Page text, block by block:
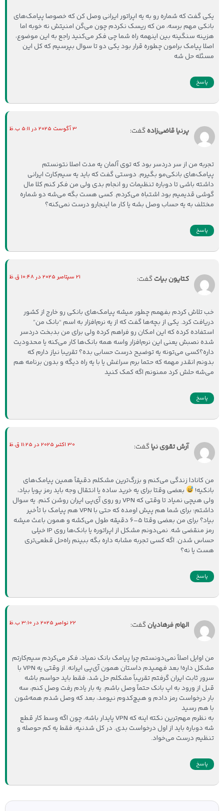
یکی گفت که شماره رو به یه اپراتور ایرانی وصل کن که خصوصا پیامک‌های
بانکی مهم برسه، من که ریسک نکردم چون می‌گن امنیتش نه خوبه اما
هزینه سنگینه بین اینهمه راه شما چی فکر می‌کنید راجع به این موضوع،
اصلا پیامک برامون چطوره قرار بود یکی دو تا سوال بپرسیم که کل این
مسئله حل شه
پاسخ
پرنیا قاضی‌زادهگفت: 3 آگوست 2025 در 5:11 ب.ظ
تجربه من از سر دردسر بود که توی آلمان یه مدت اصلا نتونستم
پیامک‌های بانکی‌مو بگیرم. دوستی گفت که باید یه سیم‌کارت ایرانی
داشته باشی تا دوباره تنظیمات رو انجام بدی ولی من فکر کنم کلا مال
گوشی قدیمیم بود اشتباه می‌کردم. کسی هست بگه می‌شه دو شماره
مختلف به یه حساب وصل بشه یا کار ما اینجارو درست نمی‌کنه؟
پاسخ
کتایون بیاتگفت: 21 سپتامبر 2025 در 10:48 ق.ظ
خب تلاش کردم بفهمم چطور میشه پیامک‌های بانکی رو خارج از کشور
دریافت کرد. یکی از بچه‌ها گفت که از یه نرم‌افزار به اسم “بانک من”
استفاده کرده که این امکان رو فراهم کرده ولی برای من بدبخت دردسر
شده نصبش یعنی این نرم‌افزار واسه همه بانک‌ها کار می‌کنه یا محدودیت
داره؟کسی می‌تونه یه توضیح درست حسابی بده؟ تقریبا نیاز دارم که
بدونم انقدر مهمه که حتما برم سراغش یا با یه راه دیگه و بدون برنامه هم
می‌شه حلش کرد ممنونم اگه کمک کنید
پاسخ
آرش تقوی نیاگفت: 30 اکتبر 2025 در 11:25 ق.ظ
من کانادا زندگی می‌کنم و بزرگ‌ترین مشکلم دقیقاً همین پیامک‌های
بانکیه!
بعضی وقتا برای یه خرید ساده یا انتقال وجه باید رمز پویا بیاد،
ولی هیچی نمیاد تا وقتی که VPN رو روی آی‌پی ایران روشن کنم. یه سوال
داشتم: برای شما هم پیش اومده که حتی با VPN هم پیامک با تأخیر
بیاد؟ برای من بعضی وقتا ۵–۶ دقیقه طول می‌کشه و همون باعث میشه
رمز منقضی شه. نمی‌دونم مشکل از اپراتوره یا بانک‌ها روی IP خیلی
حساس شدن. اگه کسی تجربه مشابه داره بگه ببینم راه‌حل قطعی‌تری
هست یا نه؟
پاسخ
الهام فرهادیانگفت: 22 نوامبر 2025 در 3:10 ب.ظ
من اوایل اصلاً نمی‌دونستم چرا پیامک بانک نمیاد، فکر می‌کردم سیم‌کارتم
مشکل داره! بعد فهمیدم داستان همون آی‌پی ایرانه. از وقتی یه VPN با
سرور ثابت ایران گرفتم تقریباً مشکلم حل شد، فقط باید حواسم باشه
قبل از ورود به اپ بانک حتماً وصل باشم. یه بار یادم رفت وصل کنم، سه
بار درخواست رمز دادم و هیچ‌کدوم نیومد، بعد که وصل شدم همه‌شون
با هم رسید
به نظرم مهم‌ترین نکته اینه که VPN پایدار باشه، چون اگه وسط کار قطع
شه دوباره باید از اول درخواست بدی. در کل شدنیه، فقط یه کم حوصله و
تنظیم درست می‌خواد.
پاسخ